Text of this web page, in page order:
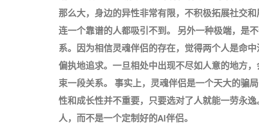
那么大，身边的异性非常有限，不积极拓展社交
连一个靠谱的人都吸引不到。 另外一种极端，是
系。因为相信灵魂伴侣的存在，觉得两个人是命
偏执地追求。一旦相处中出现不尽如人意的地方
束一段关系。 事实上，灵魂伴侣是一个天大的骗
性和成长性并不重要，只要选对了人就能一劳永
人，而不是一个定制好的AI伴侣。